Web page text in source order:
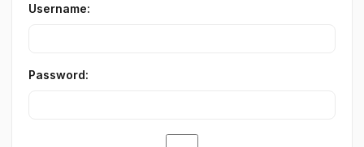
Username:
Password: